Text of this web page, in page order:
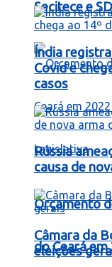
Secitece e
Orçamento
do Ceará
Índia
Covid e
casos
Rússia
causa de
Câmara da
eleições